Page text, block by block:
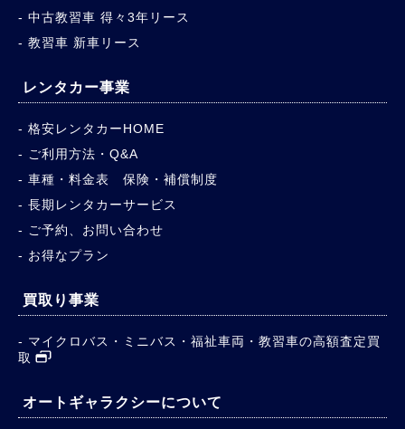
中古教習車 得々3年リース
教習車 新車リース
レンタカー事業
格安レンタカーHOME
ご利用方法・Q&A
車種・料金表 保険・補償制度
長期レンタカーサービス
ご予約、お問い合わせ
お得なプラン
買取り事業
マイクロバス・ミニバス・福祉車両・教習車の高額査定買
取
オートギャラクシーについて